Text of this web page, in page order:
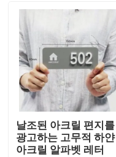
날조된 아크릴 편지를
광고하는 고무적 하얀
아크릴 알파벳 레터